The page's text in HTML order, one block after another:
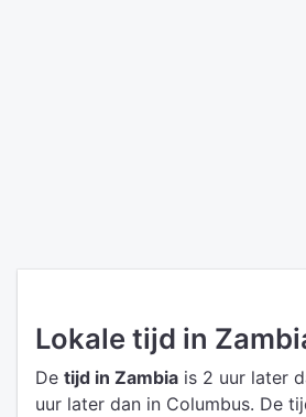
Lokale tijd in
De tijd in Zambia is 2 uur later
uur later dan in Columbus. De